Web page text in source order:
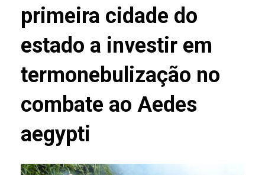
primeira cidade do
estado a investir em
termonebulização no
combate ao Aedes
aegypti